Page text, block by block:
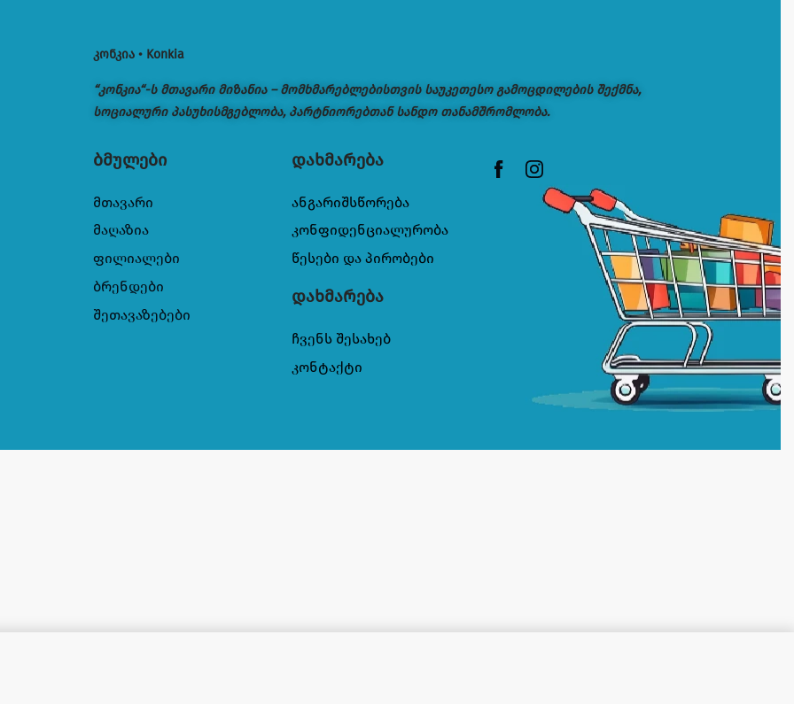
კონკია • Konkia
“კონკია“-ს მთავარი მიზანია – მომხმარებლებისთვის საუკეთესო გამოცდილების შექმნა,
სოციალური პასუხისმგებლობა, პარტნიორებთან სანდო თანამშრომლობა.
ბმულები
მთავარი
მაღაზია
ფილიალები
ბრენდები
შეთავაზებები
დახმარება
ანგარიშსწორება
კონფიდენციალურობა
წესები და პირობები
დახმარება
ჩვენს შესახებ
კონტაქტი